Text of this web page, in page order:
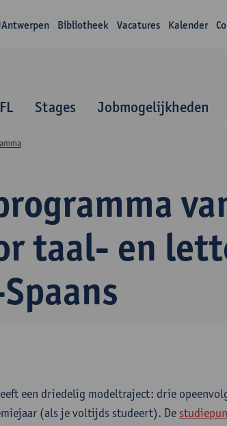
Bibliotheek Vacatures Kalender
Stages Jobmogelijkheden
taal- en
een driedelig modeltraject: drie
(als je voltijds studeert). De